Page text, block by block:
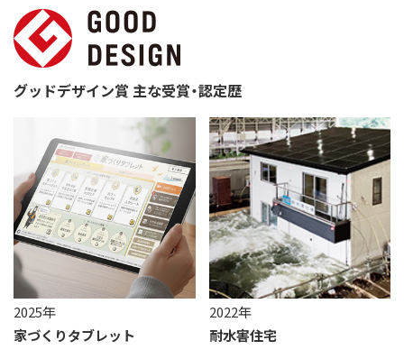
グッドデザイン賞 主な受賞・認定歴
2025年
家づくりタブレット
2022年
耐水害住宅